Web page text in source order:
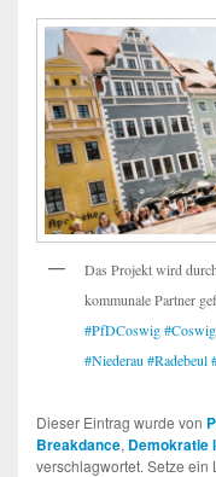
Das Projekt wird
kommunale Partner
#PfDCoswig#Coswig
#Niederau #Radebeul
Dieser Eintrag wurde von
Breakdance, Demokratie
verschlagwortet. Setze ein